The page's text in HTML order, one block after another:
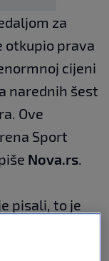
za
otkupio prava
cijeni
narednih šest
Ove
Sport
Nova.rs.
pisali, to je